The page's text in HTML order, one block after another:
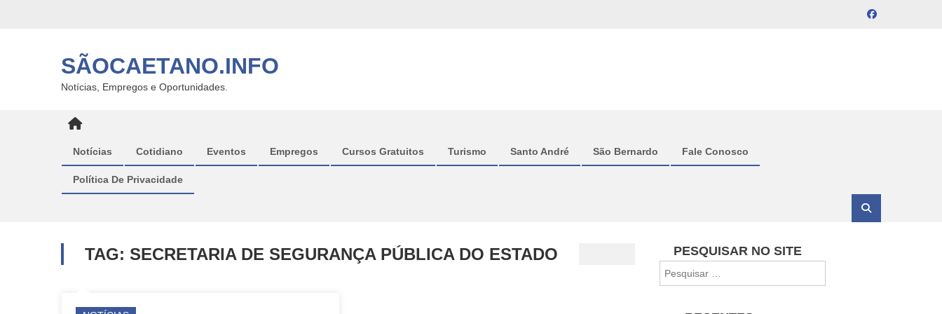
SÃOCAETANO.INFO
Notícias, Empregos e Oportunidades.
Notícias Cotidiano Eventos Empregos Cursos Gratuitos Turismo Santo André São Bernardo Fale Conosco
Política De Privacidade
TAG: SECRETARIA DE SEGURANÇA PÚBLICA DO ESTADO PESQUISAR NO SITE
por: